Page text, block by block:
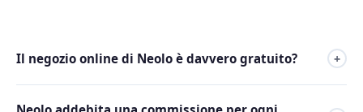
Il negozio online di Neolo è davvero gratuito? +